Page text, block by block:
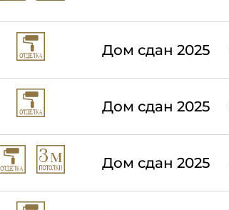
Дом сдан 2025
Дом сдан 2025
Дом сдан 2025